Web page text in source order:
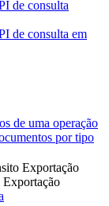
de consulta
de consulta em
de uma operação
por tipo
Exportação
Exportação